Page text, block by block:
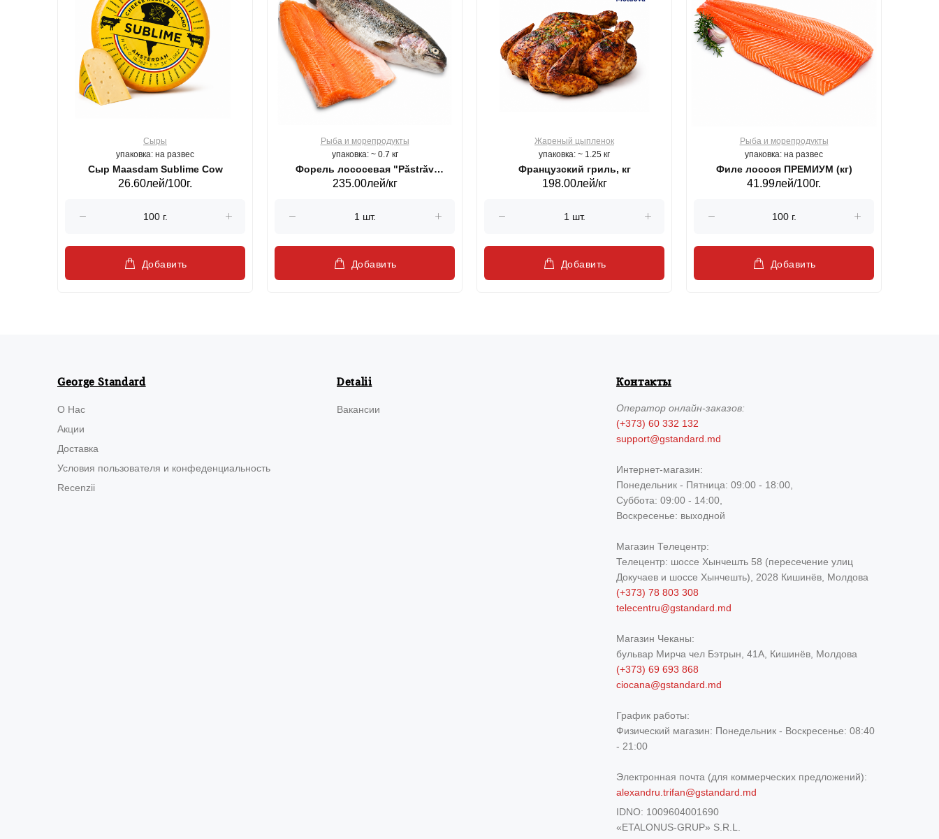
Сыры
упаковка: на развес
Сыр Maasdam Sublime Cow
26.60лей/100г.
Добавить
Рыба и морепродукты
упаковка: ~ 0.7 кг
Форель лососевая "Păstrăv
Moldovenesc"
235.00лей/кг
Добавить
Жареный цыпленок
упаковка: ~ 1.25 кг
Французский гриль, кг
198.00лей/кг
Добавить
Рыба и морепродукты
упаковка: на развес
Филе лосося ПРЕМИУМ (кг)
41.99лей/100г.
Добавить
George Standard
О Нас
Акции
Доставка
Условия пользователя и конфеденциальность
Recenzii
Detalii
Вакансии
Контакты
Операторонлайн-заказов:
(+373) 60 332 132
support@gstandard.md
Интернет-магазин:
Понедельник - Пятница: 09:00 - 18:00,
Суббота: 09:00 - 14:00,
Воскресенье: выходной
Магазин Телецентр:
Телецентр: шоссе Хынчешть 58 (пересечение улиц
Докучаев и шоссе Хынчешть), 2028 Кишинёв, Молдова
(+373) 78 803 308
telecentru@gstandard.md
Магазин Чеканы:
бульвар Мирча чел Бэтрын, 41A, Кишинёв, Молдова
(+373) 69 693 868
ciocana@gstandard.md
График работы:
Физический магазин: Понедельник - Воскресенье: 08:40
- 21:00
Электронная почта (для коммерческих предложений):
alexandru.trifan@gstandard.md
IDNO: 1009604001690
«ETALONUS-GRUP» S.R.L.